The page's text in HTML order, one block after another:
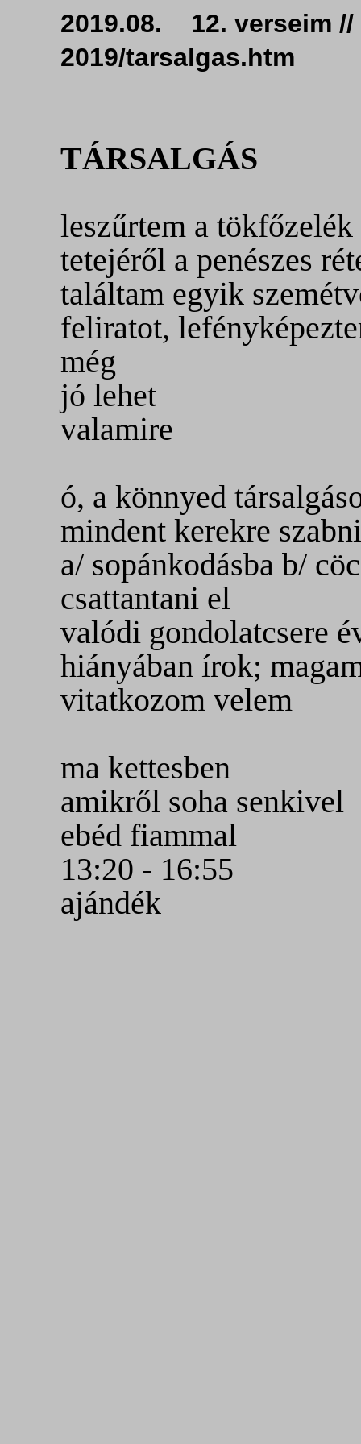
2019.08. 12. verseim //
2019/
TÁRSALGÁS
leszűrtem a tökfőzelék
tetejéről a penészes
találtam egyik
feliratot,
még
jó lehet
valamire
ó, a könnyed
mindent kerekre
a/ sopánkodásba b/
csattantani el
valódi gondolatcsere
hiányában írok;
vitatkozom velem
ma kettesben
amikről soha senkivel
ebéd fiammal
13:20 - 16:55
ajándék